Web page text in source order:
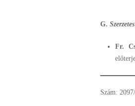
G.
Fr.
Szám: